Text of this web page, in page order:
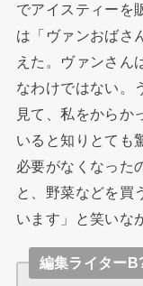
でアイスティーを
は「ヴァンおばさ
えた。ヴァンさん
なわけではない。
見て、私をからか
いると知りとても
必要がなくなった
と、野菜などを買
います」と笑いな
編集ライター